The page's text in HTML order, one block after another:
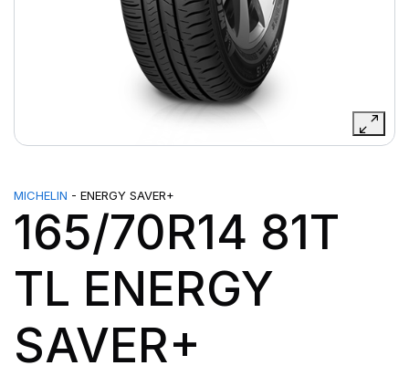
MICHELIN - ENERGY SAVER+
165/70R14 81T
TL ENERGY
SAVER+